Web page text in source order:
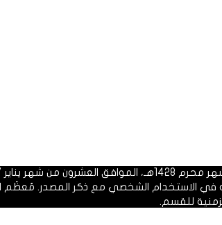
يناير 2007م.
في الاستخدام الشخصي مع ذكر المصدر. مُعظَم
للقسم.